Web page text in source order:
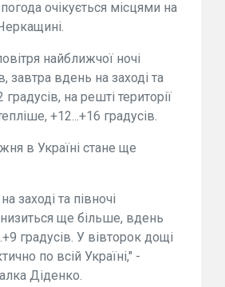
очікується місцями на
найближчої ночі
завтра вдень на заході та
градусів, на решті території
+12...+16 градусів.
в Україні стане ще
заході та півночі
ще більше, вдень
градусів. У вівторок дощі
по всій Україні," -
Діденко.